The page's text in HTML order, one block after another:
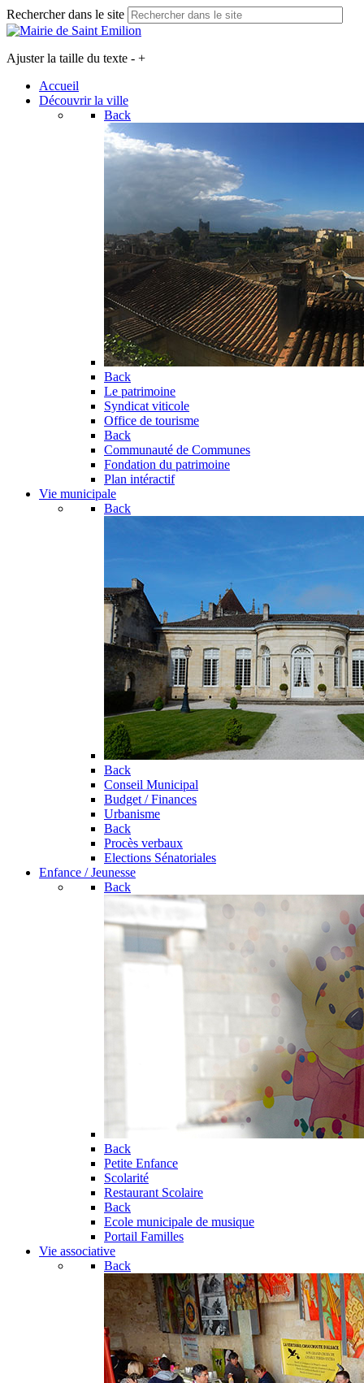
Rechercher dans le site
Ajuster la taille du texte - +
Accueil
Découvrir la ville
Back
Back
Le patrimoine
Syndicat viticole
Office de tourisme
Back
Communauté de Communes
Fondation du patrimoine
Plan intéractif
Vie municipale
Back
Back
Conseil Municipal
Budget / Finances
Urbanisme
Back
Procès verbaux
Elections Sénatoriales
Enfance / Jeunesse
Back
Back
Petite Enfance
Scolarité
Restaurant Scolaire
Back
Ecole municipale de musique
Portail Familles
Vie associative
Back